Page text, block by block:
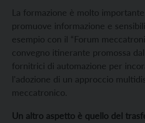
La formazione è molto
promuove informazione e
esempio con il “Forum
convegno itinerante promossa
fornitrici di automazione per
l'adozione di un approccio
meccatronico.
Un altro aspetto è quello del